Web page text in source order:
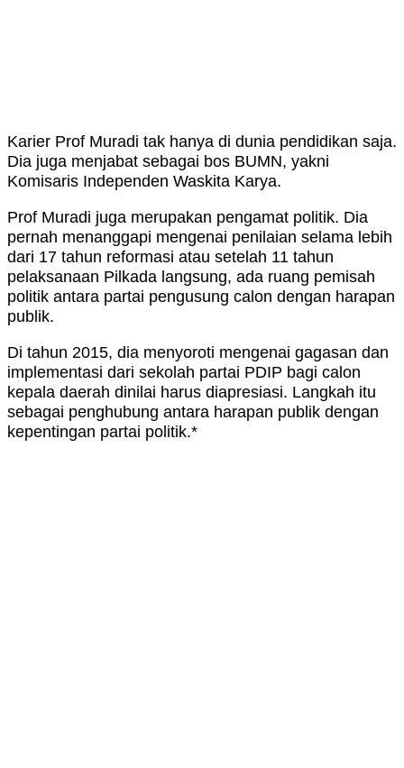
Karier Prof Muradi tak hanya di dunia pendidikan saja.
Dia juga menjabat sebagai bos BUMN, yakni
Komisaris Independen Waskita Karya.
Prof Muradi juga merupakan pengamat politik. Dia
pernah menanggapi mengenai penilaian selama lebih
dari 17 tahun reformasi atau setelah 11 tahun
pelaksanaan Pilkada langsung, ada ruang pemisah
politik antara partai pengusung calon dengan harapan
publik.
Di tahun 2015, dia menyoroti mengenai gagasan dan
implementasi dari sekolah partai PDIP bagi calon
kepala daerah dinilai harus diapresiasi. Langkah itu
sebagai penghubung antara harapan publik dengan
kepentingan partai politik.*